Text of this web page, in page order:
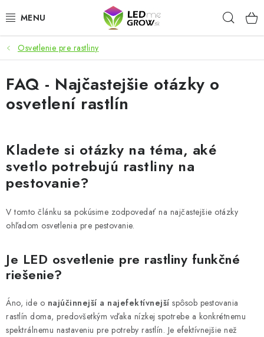
na
AKCIE
LED OSVETLENIE PRE RASTLINY
PESTOVATEĽSKÉ POTREBY
PRE AKVÁRIA
MICROGREENS
Obchodné podmienky
Predávané značky
Kontakt
Podmienky o ochrane osobných údajov
Osvetlenie pre rastliny
FAQ - Najčastejšie otázky o
osvetlení rastlín
Kladete si otázky na téma, aké
svetlo potrebujú rastliny na
pestovanie?
V tomto článku sa pokúsime zodpovedať na najčastejšie otázky
ohľadom osvetlenia pre pestovanie.
Je LED osvetlenie pre rastliny funkčné
riešenie?
Áno, ide o najúčinnejší a najefektívnejší spôsob pestovania
rastlín doma, predovšetkým vďaka nízkej spotrebe a konkrétnemu
spektrálnemu nastaveniu pre potreby rastlín. Je efektívnejšie než